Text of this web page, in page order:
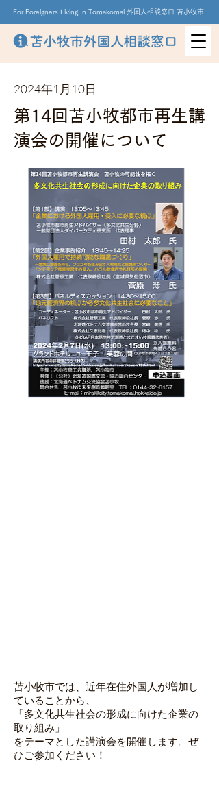
For Foreigners Living In Tomakomai 外国人相談窓口 苫小牧市
2024年1月10日
第14回苫小牧都市再生講
演会の開催について
苫小牧市では、近年在住外国人が増加し
ていることから、
「多文化共生社会の形成に向けた企業の
取り組み」
をテーマとした講演会を開催します。ぜ
ひご参加ください！